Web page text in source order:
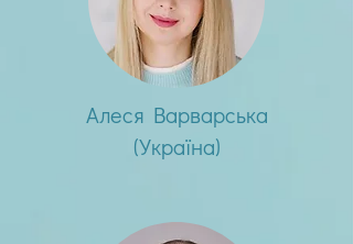
Алеся Варварська
(Україна)